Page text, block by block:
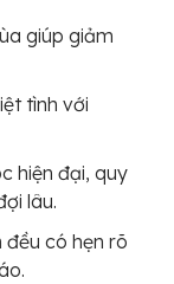
giúp giảm
tình với
hiện đại, quy
lâu.
có hẹn rõ